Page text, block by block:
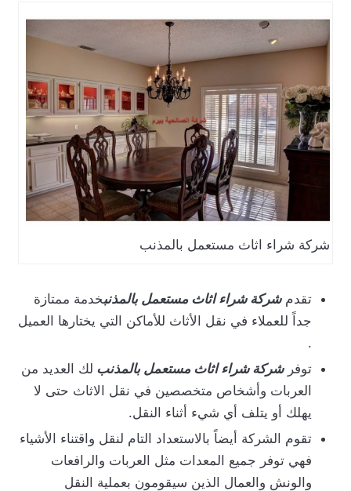
شركة شراء اثاث مستعمل بالمذنب
تقدمشركة شراء اثاث مستعمل بالمذنبخدمة ممتازة
جداً للعملاء في نقل الأثاث للأماكن التي يختارها العميل
.
توفرشركة شراء اثاث مستعمل بالمذنب لك العديد من
العربات وأشخاص متخصصين في نقل الاثاث حتى لا
يهلك أو يتلف أي شيء أثناء النقل.
تقوم الشركة أيضاً بالاستعداد التام لنقل واقتناء الأشياء
فهي توفر جميع المعدات مثل العربات والرافعات
والونش والعمال الذين سيقومون بعملية النقل